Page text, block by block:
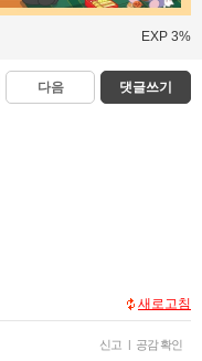
EXP 3%
다음 댓글쓰기
새로고침
신고 | 공감 확인